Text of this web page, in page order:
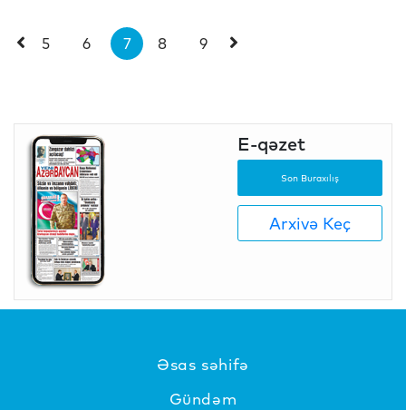
5 6 7 8 9
E-qəzet
Son Buraxılış
Arxivə Keç
Əsas səhifə
Gündəm